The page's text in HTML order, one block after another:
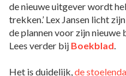
de nieuwe uitgever wordt
trekken.’ Lex Jansen licht
de plannen voor zijn
Lees verder bij Boekblad.
Het is duidelijk,de